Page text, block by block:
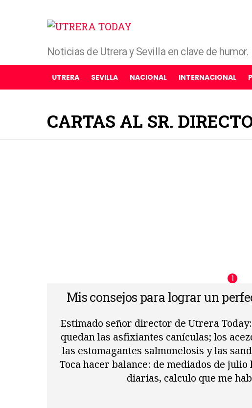
Noticias de Utrera y Sevilla en clave de
UTRERA SEVILLA NACIONAL INTERNACIONAL
CARTAS AL SR.
Mis consejos para lograr un
Estimado señor director de Utrera
quedan las asfixiantes canículas; los
las estomagantes salmonelosis y las
Toca hacer balance: de mediados de
diarias, calculo que me